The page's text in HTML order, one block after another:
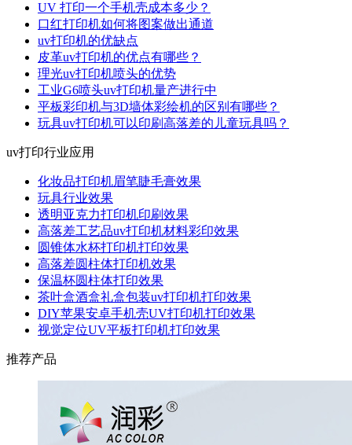
UV 打印一个手机壳成本多少？
口红打印机如何将图案做出通道
uv打印机的优缺点
皮革uv打印机的优点有哪些？
理光uv打印机喷头的优势
工业G6喷头uv打印机量产进行中
平板彩印机与3D墙体彩绘机的区别有哪些？
玩具uv打印机可以印刷高落差的儿童玩具吗？
uv打印行业应用
化妆品打印机眉笔睫毛膏效果
玩具行业效果
透明亚克力打印机印刷效果
高落差工艺品uv打印机材料彩印效果
圆锥体水杯打印机打印效果
高落差圆柱体打印机效果
保温杯圆柱体打印效果
茶叶盒酒盒礼盒包装uv打印机打印效果
DIY苹果安卓手机壳UV打印机打印效果
视觉定位UV平板打印机打印效果
推荐产品